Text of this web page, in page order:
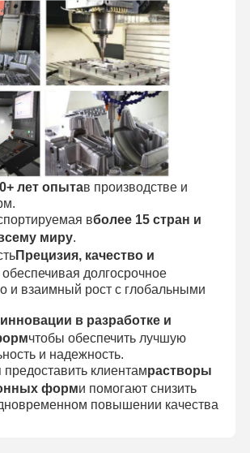
лет опытав производстве и
вболее 15 стран и
миру.
Прецизия, качество и
обеспечивая долгосрочное
и взаимный рост с глобальными
инновации в разработке и
чтобы обеспечить лучшую
и надежность.
клиентамрастворы
форми помогают снизить
повышении качества